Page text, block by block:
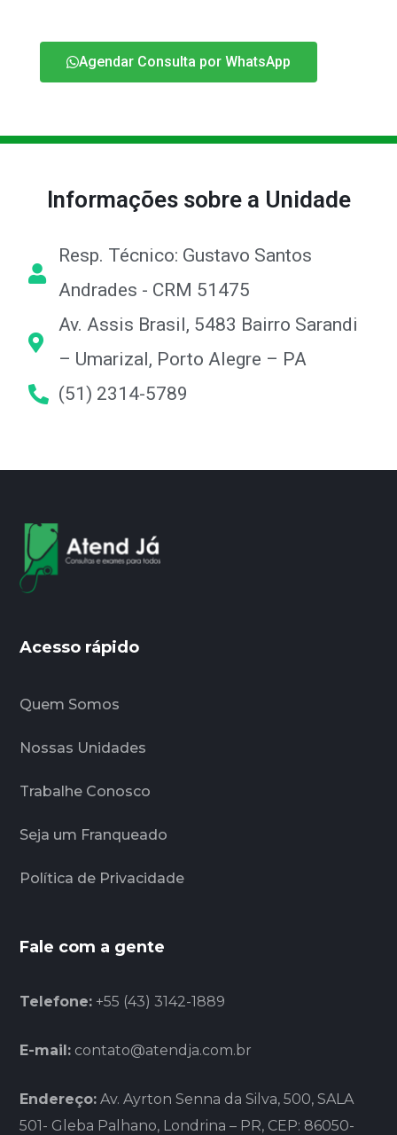
Agendar Consulta por WhatsApp
Informações sobre a Unidade
Resp. Técnico: Gustavo Santos
Andrades - CRM 51475
Av. Assis Brasil, 5483 Bairro Sarandi
– Umarizal, Porto Alegre – PA
(51) 2314-5789
Acesso rápido
Quem Somos
Nossas Unidades
Trabalhe Conosco
Seja um Franqueado
Política de Privacidade
Fale com a gente
Telefone: +55 (43) 3142-1889
E-mail: contato@atendja.com.br
Endereço: Av. Ayrton Senna da Silva, 500, SALA
501- Gleba Palhano, Londrina – PR, CEP: 86050-